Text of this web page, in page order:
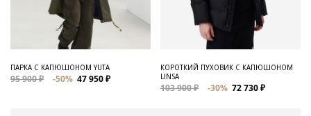
ПАРКА С КАПЮШОНОМ YUTA
95 900 ₽ -50% 47 950 ₽
КОРОТКИЙ ПУХОВИК С КАПЮШОНОМ
LINSA
103 900 ₽ -30% 72 730 ₽